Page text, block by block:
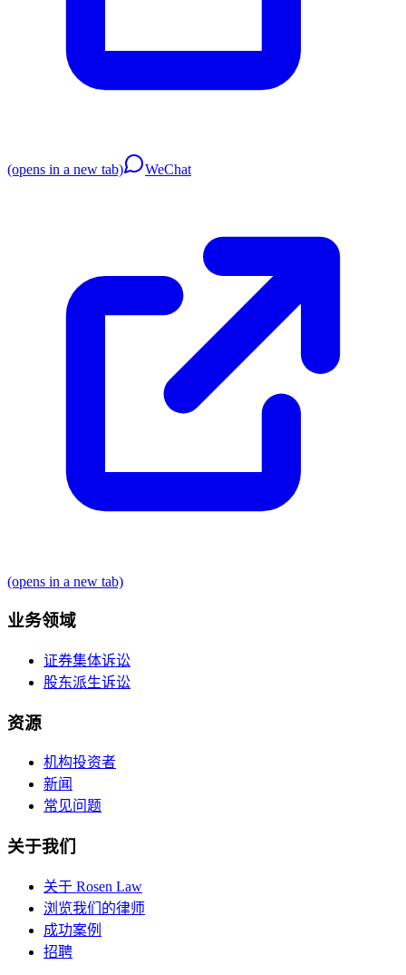
(opens in a new tab) WeChat
(opens in a new tab)
业务领域
证券集体诉讼
股东派生诉讼
资源
机构投资者
新闻
常见问题
关于我们
关于 Rosen Law
浏览我们的律师
成功案例
招聘